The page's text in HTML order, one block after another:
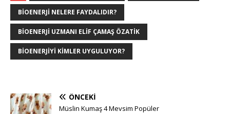
BIOENERJI NELERE FAYDALIDIR?
BIOENERJI UZMANI ELIF ÇAMAŞ ÖZATIK
BIOENERJIYI KIMLER UYGULUYOR?
ÖNCEKI
Müslin Kumaş 4 Mevsim Popüler